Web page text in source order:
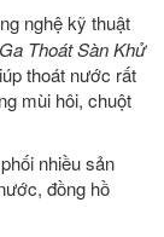
nghệ kỹ thuật
Ga Thoát Sàn Khử
thoát nước rất
mùi hôi, chuột
nhiều sản
đồng hồ